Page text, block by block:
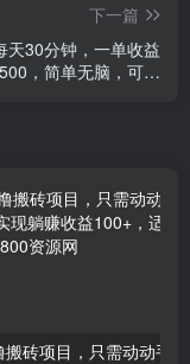
下一篇
天30分钟，一单收益
，简单无脑，可批